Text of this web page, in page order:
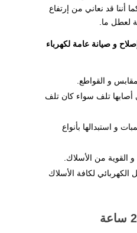
أننا قد نعاني من إرتفاع
لعطل ما.
و صيانة عامة لكهرباء
و القواطع.
أصابها تلف سواء كان تلف
و استبدالها بأنواع
و القوية من الأسلاك.
الكهربائي لكافة الأسلاك